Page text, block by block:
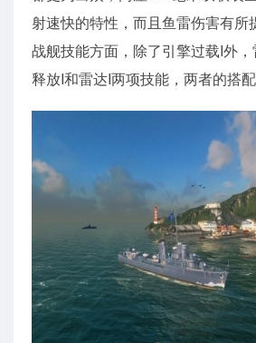
射速快的特性，而且鱼雷伤害有所
战舰技能方面，除了引擎过载I外
释放I和雷达I两项技能，两者的搭配